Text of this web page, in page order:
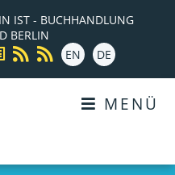
IST - BUCHHANDLUNG
BERLIN
EN
DE
MENÜ